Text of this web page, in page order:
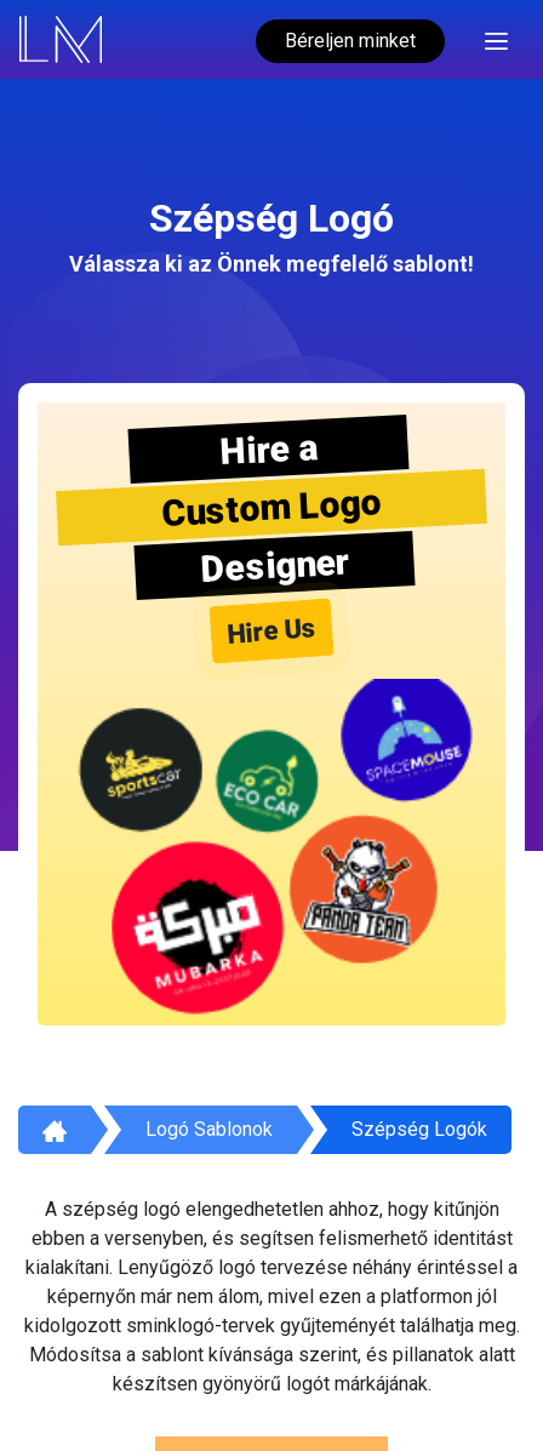
Béreljen minket
Szépség Logó
Válassza ki az Önnek megfelelő sablont!
Hire a
Custom Logo
Designer
Hire Us
Logó Sablonok Szépség Logók
A szépség logó elengedhetetlen ahhoz, hogy kitűnjön
ebben a versenyben, és segítsen felismerhető identitást
kialakítani. Lenyűgöző logó tervezése néhány érintéssel a
képernyőn már nem álom, mivel ezen a platformon jól
kidolgozott sminklogó-tervek gyűjteményét találhatja meg.
Módosítsa a sablont kívánsága szerint, és pillanatok alatt
készítsen gyönyörű logót márkájának.